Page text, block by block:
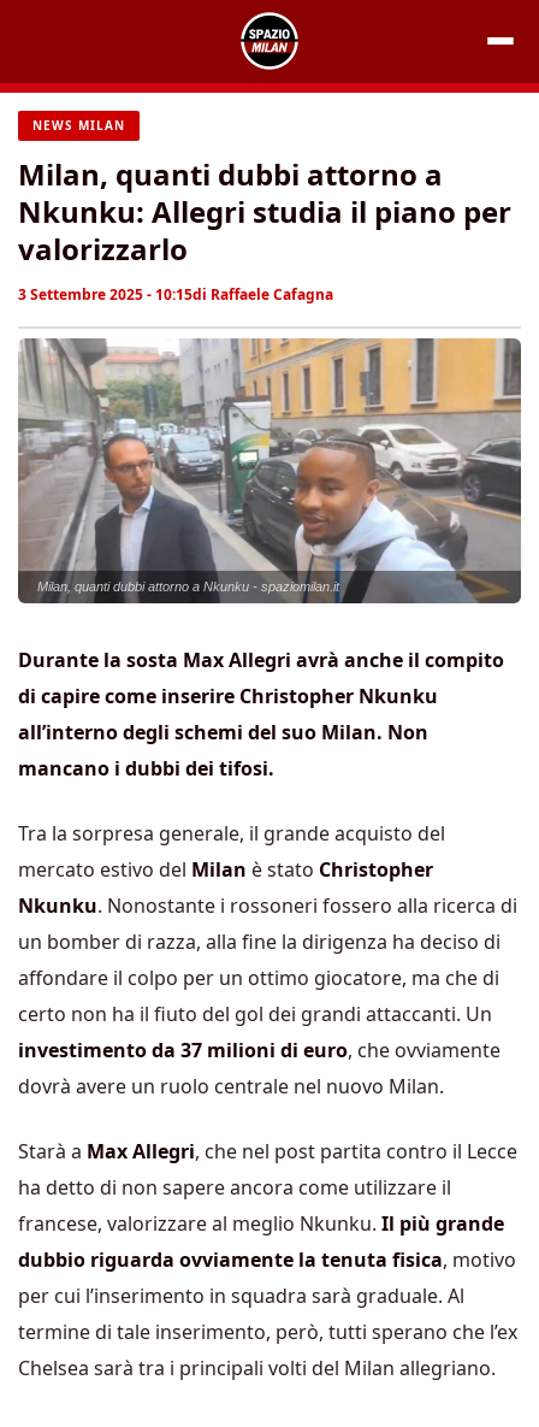
contenuto
NEWS MILAN
Milan, quanti dubbi attorno a
Nkunku: Allegri studia il piano per
valorizzarlo
3 Settembre 2025 - 10:15di Raffaele Cafagna
Milan, quanti dubbi attorno a Nkunku - spaziomilan.it
Durante la sosta Max Allegri avrà anche il compito
di capire come inserire Christopher Nkunku
all’interno degli schemi del suo Milan. Non
mancano i dubbi dei tifosi.
Tra la sorpresa generale, il grande acquisto del
mercato estivo del Milan è stato Christopher
Nkunku. Nonostante i rossoneri fossero alla ricerca di
un bomber di razza, alla fine la dirigenza ha deciso di
affondare il colpo per un ottimo giocatore, ma che di
certo non ha il fiuto del gol dei grandi attaccanti. Un
investimento da 37 milioni di euro, che ovviamente
dovrà avere un ruolo centrale nel nuovo Milan.
Starà a Max Allegri, che nel post partita contro il Lecce
ha detto di non sapere ancora come utilizzare il
francese, valorizzare al meglio Nkunku. Il più grande
dubbio riguarda ovviamente la tenuta fisica, motivo
per cui l’inserimento in squadra sarà graduale. Al
termine di tale inserimento, però, tutti sperano che l’ex
Chelsea sarà tra i principali volti del Milan allegriano.